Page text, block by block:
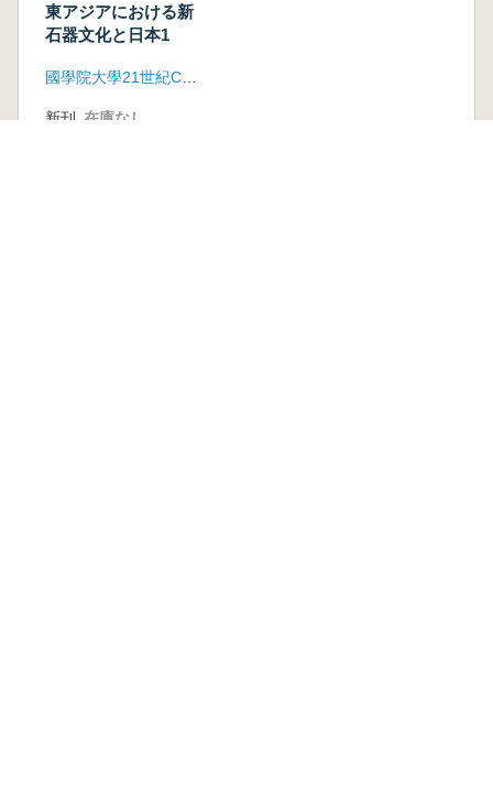
東アジアにおける新
石器文化と日本1
國學院大學21世紀COEプログラム
新刊 在庫なし